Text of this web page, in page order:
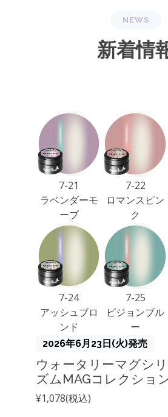
NEWS
新着情
7-21
ラベンダーモ
ーブ
7-22
ロマンスピン
ク
7-24
アッシュブロ
ンド
7-25
ピジョンブル
ー
2026年6月23日(火)発売
ウォータリーマグシ
ズムMAGコレクショ
¥1,078(税込)